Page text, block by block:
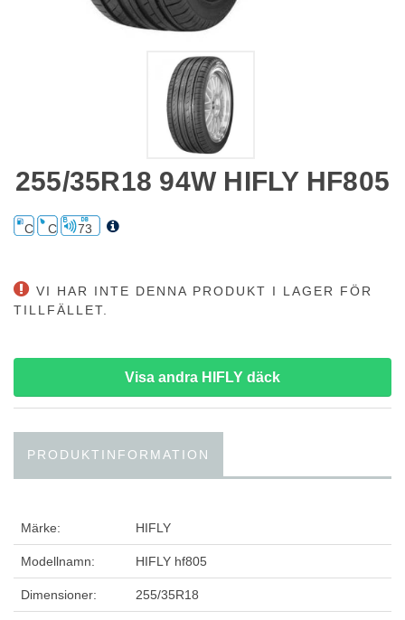
255/35R18 94W HIFLY HF805
C C 73
VI HAR INTE DENNA PRODUKT I LAGER FÖR
TILLFÄLLET.
Visa andra HIFLY däck
PRODUKTINFORMATION
Märke: HIFLY
Modellnamn: HIFLY hf805
Dimensioner: 255/35R18